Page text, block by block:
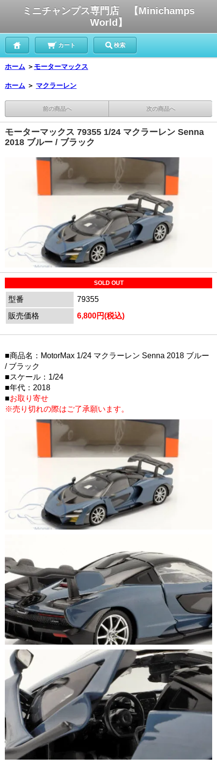
ミニチャンプス専門店 【Minichamps
World】
カート 検索
ホーム ＞ モーターマックス
ホーム ＞ マクラーレン
前の商品へ 次の商品へ
モーターマックス 79355 1/24 マクラーレン Senna
2018 ブルー / ブラック
SOLD OUT
型番
79355
販売価格
6,800円(税込)
■商品名：MotorMax 1/24 マクラーレン Senna 2018 ブルー
/ ブラック
■スケール：1/24
■年代：2018
■お取り寄せ
※売り切れの際はご了承願います。